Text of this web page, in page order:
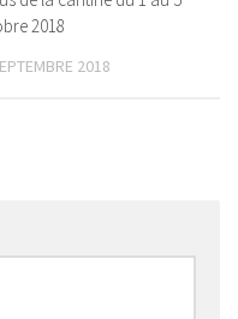
2018
2018